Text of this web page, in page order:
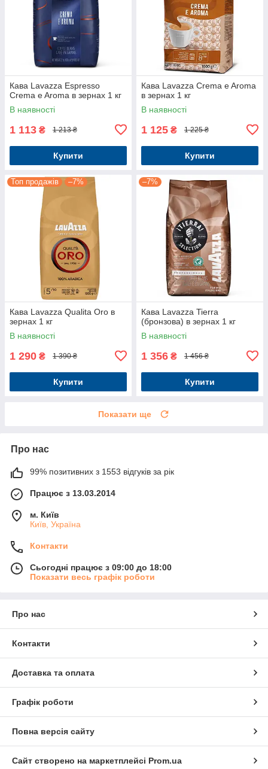
Кава Lavazza Espresso
Crema e Aroma в зернах 1 кг
В наявності
1 113 ₴ 1 213 ₴
Купити
Кава Lavazza Crema e Aroma
в зернах 1 кг
В наявності
1 125 ₴ 1 225 ₴
Купити
Топ продажів –7%
Кава Lavazza Qualita Oro в
зернах 1 кг
В наявності
1 290 ₴ 1 390 ₴
Купити
–7%
Кава Lavazza Tierra
(бронзова) в зернах 1 кг
В наявності
1 356 ₴ 1 456 ₴
Купити
Показати ще
Про нас
99% позитивних з 1553 відгуків за рік
Працює з 13.03.2014
м. Київ
Київ, Україна
Контакти
Сьогодні працює з 09:00 до 18:00
Показати весь графік роботи
Про нас
Контакти
Доставка та оплата
Графік роботи
Повна версія сайту
Сайт створено на маркетплейсі Prom.ua